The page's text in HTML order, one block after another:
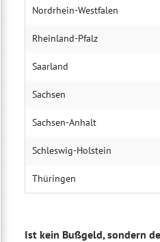
Nordrhein-Westfalen
Rheinland-Pfalz
Saarland
Sachsen
Sachsen-Anhalt
Schleswig-Holstein
Thüringen
Ist kein Bußgeld, sondern